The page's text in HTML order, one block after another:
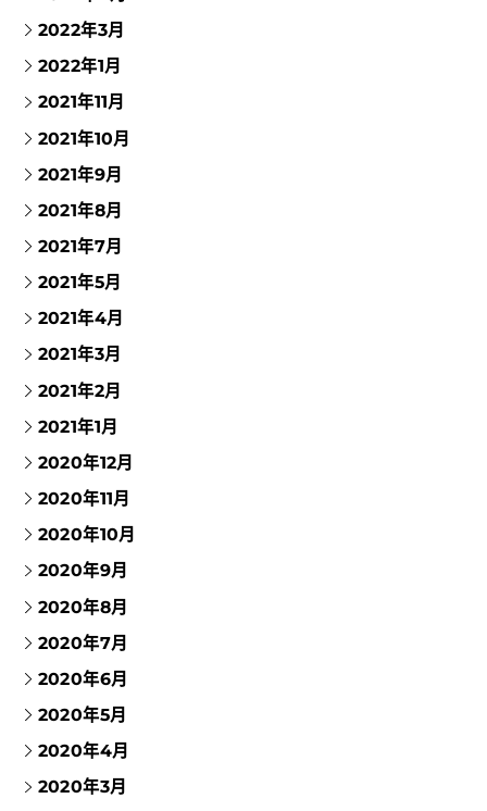
2022年3月
2022年1月
2021年11月
2021年10月
2021年9月
2021年8月
2021年7月
2021年5月
2021年4月
2021年3月
2021年2月
2021年1月
2020年12月
2020年11月
2020年10月
2020年9月
2020年8月
2020年7月
2020年6月
2020年5月
2020年4月
2020年3月